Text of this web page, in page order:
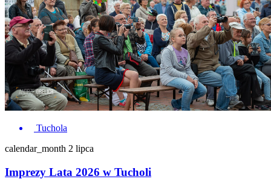
Tuchola
calendar_month 2 lipca
Imprezy Lata 2026 w Tucholi